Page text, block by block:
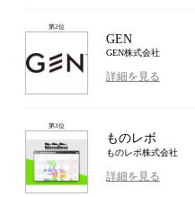
第2位
GEN
GEN株式会社
詳細を見る
第3位
ものレボ
ものレボ株式会社
詳細を見る